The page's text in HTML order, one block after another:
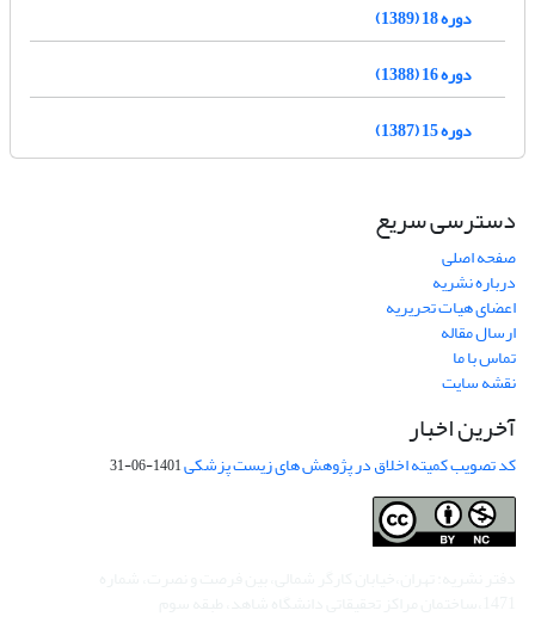
دوره 18 (1389)
دوره 16 (1388)
دوره 15 (1387)
دسترسی سریع
صفحه اصلی
درباره نشریه
اعضای هیات تحریریه
ارسال مقاله
تماس با ما
نقشه سایت
آخرین اخبار
کد تصویب کمیته اخلاق در پژوهش های زیست پزشکی1401-06-31